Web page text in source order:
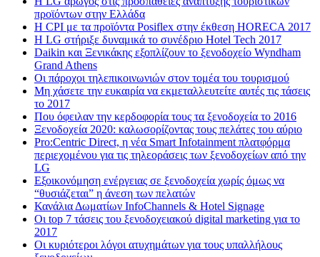
προϊόντων στην Ελλάδα
Η CPI με τα προϊόντα Posiflex στην έκθεση HORECA 2017
H LG στήριξε δυναμικά το συνέδριο Hotel Tech 2017
Daikin και Ξενικάκης εξοπλίζουν το ξενοδοχείο Wyndham
Grand Athens
Οι πάροχοι τηλεπικοινωνιών στον τομέα του τουρισμού
Μη χάσετε την ευκαιρία να εκμεταλλευτείτε αυτές τις τάσεις
το 2017
Που όφειλαν την κερδοφορία τους τα ξενοδοχεία το 2016
Ξενοδοχεία 2020: καλωσορίζοντας τους πελάτες του αύριο
Pro:Centric Direct, η νέα Smart Infotainment πλατφόρμα
περιεχομένου για τις τηλεοράσεις των ξενοδοχείων από την
LG
Εξοικονόμηση ενέργειας σε ξενοδοχεία χωρίς όμως να
“θυσιάζεται” η άνεση των πελατών
Κανάλια Δωματίων InfoChannels & Hotel Signage
Οι top 7 τάσεις του ξενοδοχειακού digital marketing για το
2017
Οι κυριότεροι λόγοι ατυχημάτων για τους υπαλλήλους